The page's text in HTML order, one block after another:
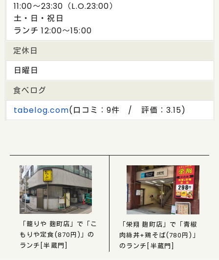
11:00〜23:30（L.O.23:00）
土・日・祝日
ランチ 12:00〜15:00
定休日
日曜日
食べログ
tabelog.com(口コミ：9件 / 評価：3.15)
「籠りや 麹町店」で「こ
もりや定食(870円)」の
ランチ[半蔵門]
「栄翔 麹町店」で「青椒
肉絲丼+鶏そば(780円)」
のランチ[半蔵門]